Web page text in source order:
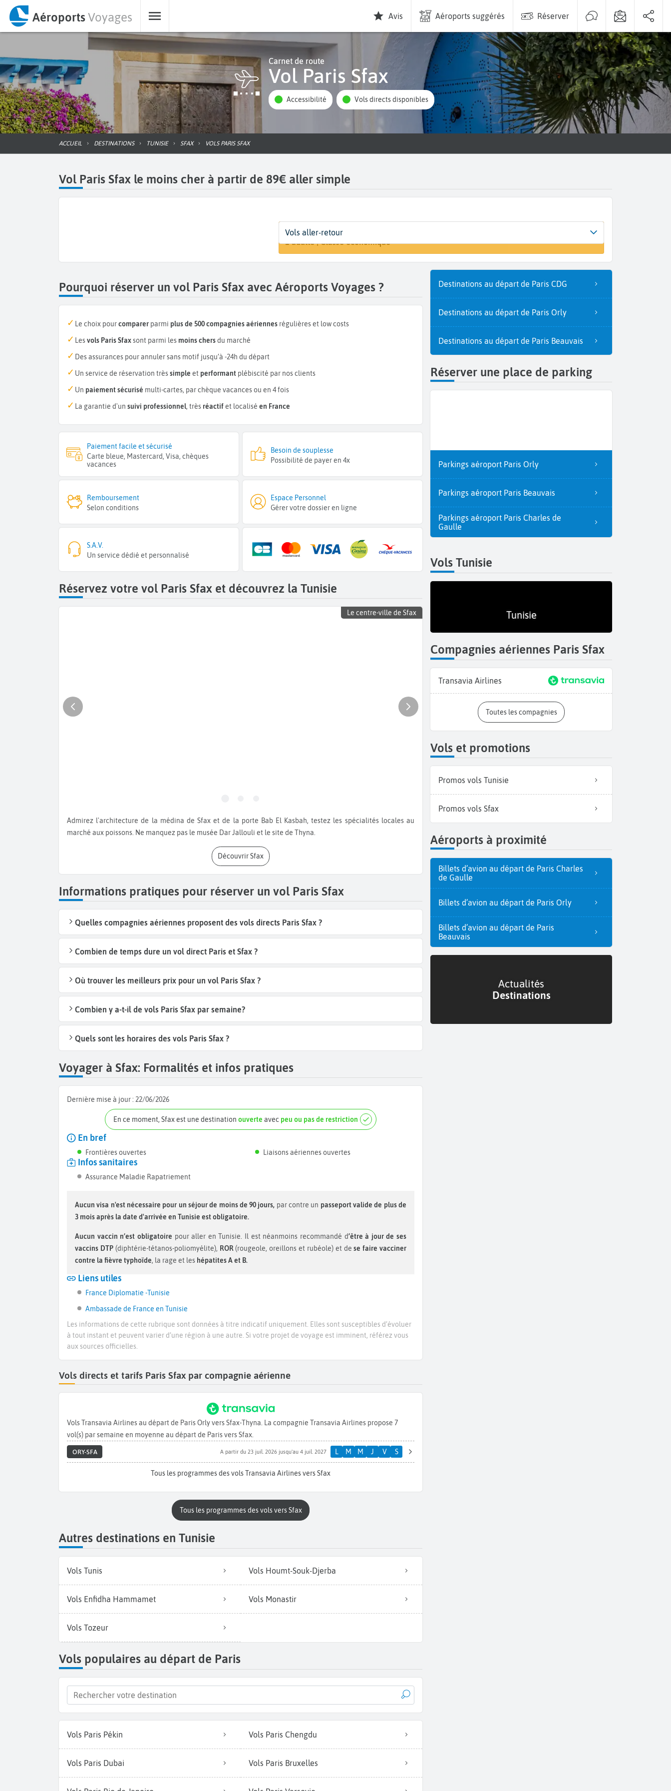
AéroportsVoyages Avis Aéroports suggérés Réserver
Carnet de route
Vol Paris Sfax
Accessibilité Vols directs disponibles
ACCUEIL DESTINATIONS TUNISIE SFAX VOLS PARIS SFAX
Vol Paris Sfax le moins cher à partir de 89€ aller simple
Départ
Paris (PAR) Sfax (SFA)
Dates
Dates de votre voyage
Voyageurs | Classe
1 adulte | Classe économique
Vols aller-retour
Pourquoi réserver un vol Paris Sfax avec Aéroports Voyages ?
Le choix pourcomparer parmi plus de 500 compagnies aériennes régulières et low costs
Lesvols Paris Sfaxsont parmi les moins chersdu marché
Des assurances pour annuler sans motif jusqu’à -24h du départ
Un service de réservation trèssimple et performant plébiscité par nos clients
Un paiement sécurisé multi-cartes, par chèque vacances ou en 4 fois
La garantie d'un suivi professionnel, très réactifet localisé en France
Paiement facile et sécurisé
Carte bleue, Mastercard, Visa, chèques
vacances
Besoin de souplesse
Possibilité de payer en 4x
Remboursement
Selon conditions
Espace Personnel
Gérer votre dossier en ligne
S.A.V.
Un service dédié et personnalisé
Réservez votre vol Paris Sfax et découvrez la Tunisie
Le centre-ville de Sfax
Admirez l'architecture de la médina de Sfax et de la porte Bab El Kasbah, testez les spécialités locales au
marché aux poissons. Ne manquez pas le musée Dar Jallouli et le site de Thyna.
Découvrir Sfax
Informations pratiques pour réserver un vol Paris Sfax
Quelles compagnies aériennes proposent des vols directs Paris Sfax ?
Combien de temps dure un vol direct Paris et Sfax ?
Où trouver les meilleurs prix pour un vol Paris Sfax ?
Combien y a-t-il de vols Paris Sfax par semaine?
Quels sont les horaires des vols Paris Sfax ?
Voyager à Sfax: Formalités et infos pratiques
Dernière mise à jour : 22/06/2026
En ce moment, Sfax est une destination ouverte avec peu ou pas de restriction
En bref
Frontières ouvertes Liaisons aériennes ouvertes
Infos sanitaires
Assurance Maladie Rapatriement
Aucun visa n'est nécessaire pour un séjour de moins de 90 jours, par contre un passeport valide de plus de
3 mois après la date d'arrivée en Tunisie est obligatoire.
Aucun vaccin n’est obligatoire pour aller en Tunisie. Il est néanmoins recommandé d’être à jour de ses
vaccins DTP (diphtérie-tétanos-poliomyélite), ROR(rougeole, oreillons et rubéole) et dese faire vacciner
contre la fièvre typhoïde, la rage et les hépatites A et B.
Liens utiles
France Diplomatie -Tunisie
Ambassade de France en Tunisie
Les informations de cette rubrique sont données à titre indicatif uniquement. Elles sont susceptibles d’évoluer
à tout instant et peuvent varier d’une région à une autre. Si votre projet de voyage est imminent, référez vous
aux sources officielles.
Vols directs et tarifs Paris Sfax par compagnie aérienne
Vols Transavia Airlines au départ de Paris Orly vers Sfax-Thyna. La compagnie Transavia Airlines propose 7
vol(s) par semaine en moyenne au départ de Paris vers Sfax.
ORY-SFA A partir du 23 juil. 2026 jusqu'au 4 juil. 2027 L M M J V S
Tous les programmes des vols Transavia Airlines vers Sfax
Tous les programmes des vols vers Sfax
Autres destinations en Tunisie
Vols Tunis Vols Houmt-Souk-Djerba
Vols Enfidha Hammamet Vols Monastir
Vols Tozeur
Vols populaires au départ de Paris
Vols Paris Pékin Vols Paris Chengdu
Vols Paris Dubai Vols Paris Bruxelles
Destinations au départ de Paris CDG
Destinations au départ de Paris Orly
Destinations au départ de Paris Beauvais
Réserver une place de parking
Parkings aéroport Paris Orly
Parkings aéroport Paris Beauvais
Parkings aéroport Paris Charles de
Gaulle
Vols Tunisie
Tunisie
Compagnies aériennes Paris Sfax
Transavia Airlines
Toutes les compagnies
Vols et promotions
Promos vols Tunisie
Promos vols Sfax
Aéroports à proximité
Billets d’avion au départ de Paris Charles
de Gaulle
Billets d’avion au départ de Paris Orly
Billets d’avion au départ de Paris
Beauvais
Actualités
Destinations